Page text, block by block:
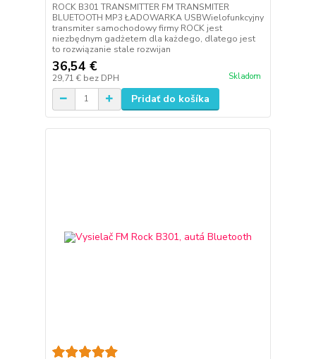
ROCK B301 TRANSMITTER FM TRANSMITER
BLUETOOTH MP3 ŁADOWARKA USBWielofunkcyjny
transmiter samochodowy firmy ROCK jest
niezbędnym gadżetem dla każdego, dlatego jest
to rozwiązanie stale rozwijan
36,54 €
29,71 € bez DPH Skladom
Pridať do košíka